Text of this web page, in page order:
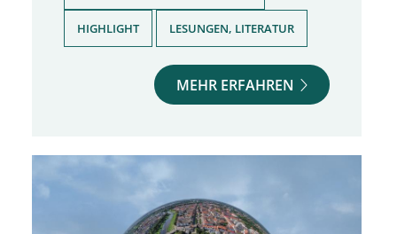
HIGHLIGHT LESUNGEN, LITERATUR
MEHR ERFAHREN